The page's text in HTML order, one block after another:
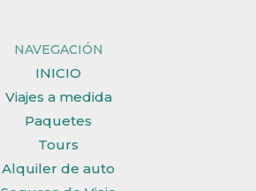
NAVEGACIÓN
INICIO
Viajes a medida
Paquetes
Tours
Alquiler de auto